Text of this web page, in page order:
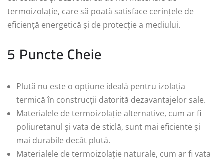
termoizolație, care să poată satisface cerințele de
eficiență energetică și de protecție a mediului.
5 Puncte Cheie
Plută nu este o opțiune ideală pentru izolația
termică în construcții datorită dezavantajelor sale.
Materialele de termoizolație alternative, cum ar fi
poliuretanul și vata de sticlă, sunt mai eficiente și
mai durabile decât plută.
Materialele de termoizolație naturale, cum ar fi vata